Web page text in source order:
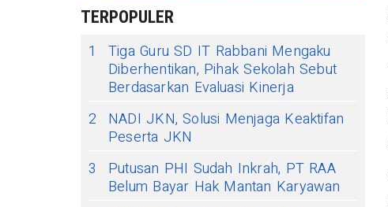
TERPOPULER
1
Tiga Guru SD IT Rabbani Mengaku
Diberhentikan, Pihak Sekolah Sebut
Berdasarkan Evaluasi Kinerja
2
NADI JKN, Solusi Menjaga Keaktifan
Peserta JKN
3
Putusan PHI Sudah Inkrah, PT RAA
Belum Bayar Hak Mantan Karyawan